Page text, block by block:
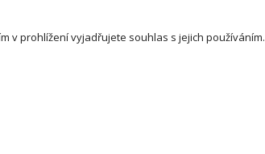
v prohlížení vyjadřujete souhlas s jejich používáním.